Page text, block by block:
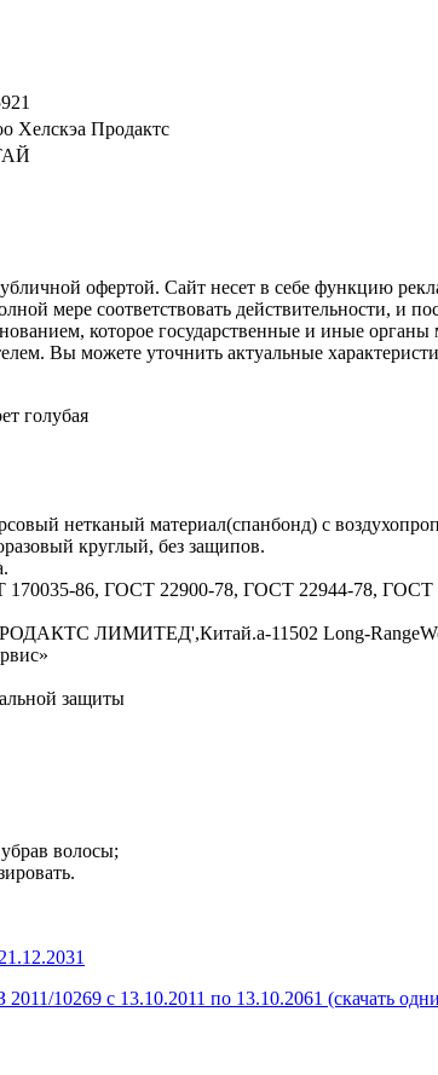
Хелскэа Продактс
офертой. Сайт несет в себе функцию
мере соответствовать действительности, и
которое государственные и иные органы
Вы можете уточнить актуальные
голубая
нетканый материал(спанбонд) с
круглый, без защипов.
170035-86, ГОСТ 22900-78, ГОСТ 22944-78,
ЛИМИТЕД',Китай.а-11502 Long-
защиты
волосы;
10269 с 13.10.2011 по 13.10.2061 (скачать